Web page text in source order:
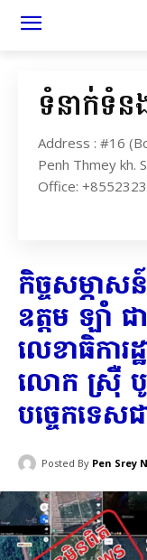
ទំនាក់ទំន
Address : #16
Penh Thmey kh.
Office:
កិច្ចសម្ភា
ឧត្តម ឡាំ ជ
លេខាធិការ
លោក ស្រ៊ឺ បូ
បច្ចេកទេស
Posted By Pen Srey